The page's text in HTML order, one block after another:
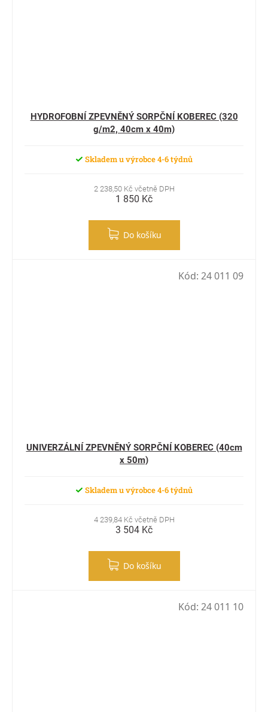
HYDROFOBNÍ ZPEVNĚNÝ SORPČNÍ KOBEREC (320
g/m2, 40cm x 40m)
Skladem u výrobce 4-6 týdnů
2 238,50 Kč včetně DPH
1 850 Kč
Do košíku
UNIVERZÁLNÍ ZPEVNĚNÝ SORPČNÍ KOBEREC (40cm
x 50m)
Skladem u výrobce 4-6 týdnů
4 239,84 Kč včetně DPH
3 504 Kč
Do košíku
Kód: 24 011 09
Kód: 24 011 10